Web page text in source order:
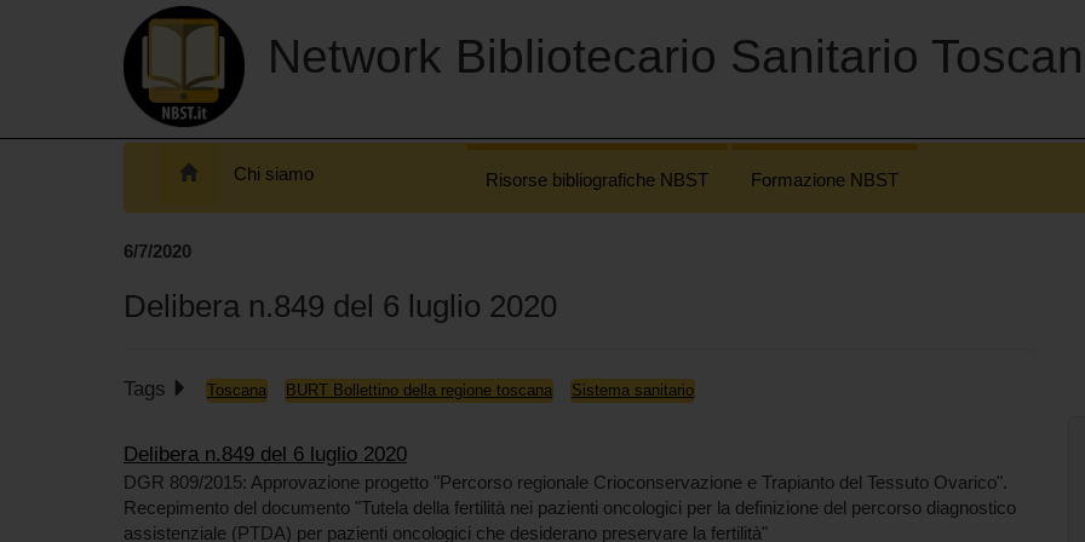
Network Bibliotecario Sanitario
Chi siamo Risorse bibliografiche NBST Formazione NBST
6/7/2020
Delibera n.849 del 6 luglio 2020
Tags Toscana BURT Bollettino della regione toscana Sistema sanitario
Delibera n.849 del 6 luglio 2020
DGR 809/2015: Approvazione progetto "Percorso regionale Crioconservazione e Trapianto del Tessuto Ovarico".
Recepimento del documento "Tutela della fertilità nei pazienti oncologici per la definizione del percorso diagnostico
assistenziale (PTDA) per pazienti oncologici che desiderano preservare la fertilità"